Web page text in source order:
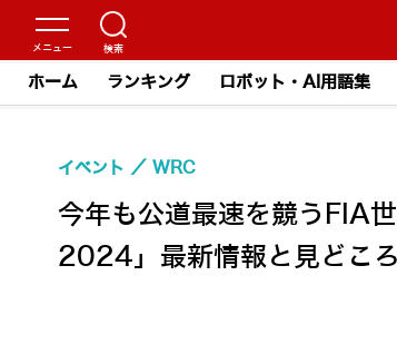
ホーム ランキング ロボット・AI用語集
今年も公道最速を競うFIA
2024」最新情報と見どこ
イベント WRC